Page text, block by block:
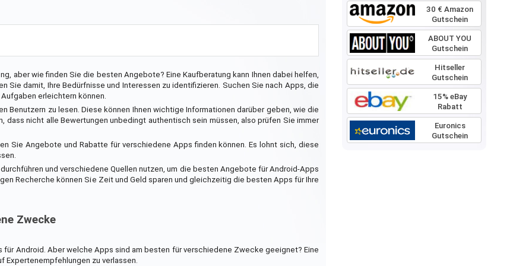
aber wie finden Sie die besten Angebote? Eine Kaufberatung kann Ihnen dabei helfen,
Sie damit, Ihre Bedürfnisse und Interessen zu identifizieren. Suchen Sie nach Apps, die
erleichtern können.
Benutzern zu lesen. Diese können Ihnen wichtige Informationen darüber geben, wie die
dass nicht alle Bewertungen unbedingt authentisch sein müssen, also prüfen Sie immer
Sie Angebote und Rabatte für verschiedene Apps finden können. Es lohnt sich, diese
und verschiedene Quellen nutzen, um die besten Angebote für Android-Apps
Recherche können Sie Zeit und Geld sparen und gleichzeitig die besten Apps für Ihre
Zwecke
Android. Aber welche Apps sind am besten für verschiedene Zwecke geeignet? Eine
Expertenempfehlungen zu verlassen.
30 € Amazon
Gutschein
ABOUT YOU
Gutschein
Hitseller
Gutschein
15% eBay
Rabatt
Euronics
Gutschein